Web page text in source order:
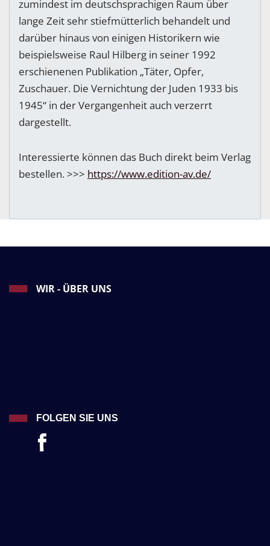
zumindest im deutschsprachigen Raum über
lange Zeit sehr stiefmütterlich behandelt und
darüber hinaus von einigen Historikern wie
beispielsweise Raul Hilberg in seiner 1992
erschienenen Publikation „Täter, Opfer,
Zuschauer. Die Vernichtung der Juden 1933 bis
1945“ in der Vergangenheit auch verzerrt
dargestellt.
Interessierte können das Buch direkt beim Verlag
bestellen. >>> https://www.edition-av.de/
WIR - ÜBER UNS
FOLGEN SIE UNS